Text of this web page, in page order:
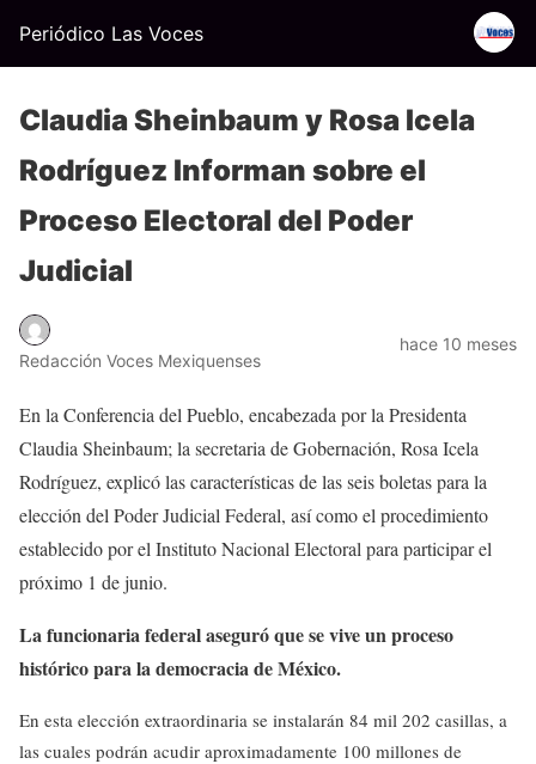
Periódico Las Voces
Claudia Sheinbaum y Rosa Icela
Rodríguez Informan sobre el
Proceso Electoral del Poder
Judicial
Redacción Voces Mexiquenses
hace 10 meses
En la Conferencia del Pueblo, encabezada por la Presidenta
Claudia Sheinbaum; la secretaria de Gobernación, Rosa Icela
Rodríguez, explicó las características de las seis boletas para la
elección del Poder Judicial Federal, así como el procedimiento
establecido por el Instituto Nacional Electoral para participar el
próximo 1 de junio.
La funcionaria federal aseguró que se vive un proceso
histórico para la democracia de México.
En esta elección extraordinaria se instalarán 84 mil 202 casillas, a
las cuales podrán acudir aproximadamente 100 millones de